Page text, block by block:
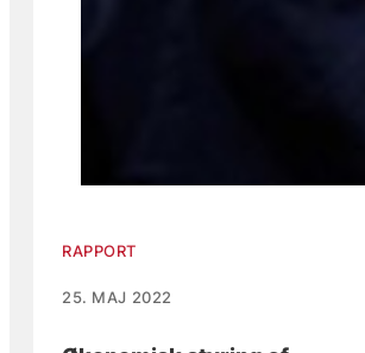
RAPPORT
25. MAJ 2022